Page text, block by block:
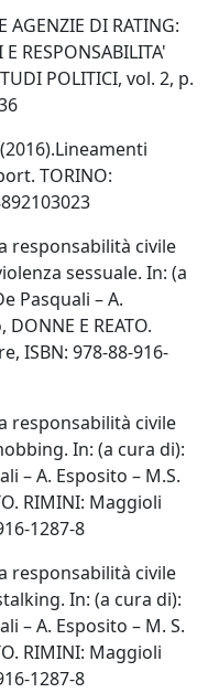
DI RATING:
RESPONSABILITA'
POLITICI, vol. 2, p.
(2016).Lineamenti
TORINO:
responsabilità civile
sessuale. In: (a
Pasquali – A.
E REATO.
ISBN: 978-88-916-
responsabilità civile
In: (a cura di):
– A. Esposito – M.S.
RIMINI: Maggioli
1287-8
responsabilità civile
In: (a cura di):
– A. Esposito – M. S.
RIMINI: Maggioli
1287-8